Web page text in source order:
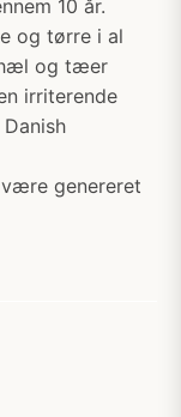
10 år.
og tørre i al
hæl og tæer
irriterende
genereret